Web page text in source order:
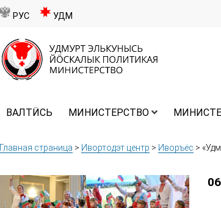
РУС УДМ
ВАЛТӤСЬ МИНИСТЕРСТВО
Главная страница > Ивортодэт центр > Иворъёс >